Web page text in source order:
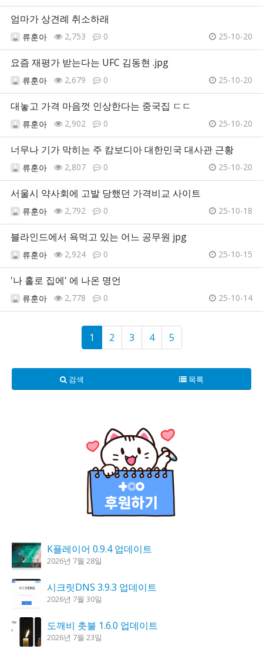
엄마가 상견례 취소하래
류훈아 2,753 0 25-10-20
요즘 재평가 받는다는 UFC 김동현 .jpg
류훈아 2,679 0 25-10-20
대놓고 가격 마음껏 인상한다는 중국집 ㄷㄷ
류훈아 2,902 0 25-10-20
너무나 기가 막히는 주 캄보디아 대한민국 대사관 근황
류훈아 2,807 0 25-10-20
서울시 약사회에 고발 당했던 가격비교 사이트
류훈아 2,792 0 25-10-18
블라인드에서 욕먹고 있는 어느 공무원 jpg
류훈아 2,924 0 25-10-15
'나 홀로 집에' 에 나온 명언
류훈아 2,778 0 25-10-14
1 2 3 4 5
검색 목록
K플레이어 0.9.4 업데이트
2026년 7월 28일
시크릿DNS 3.9.3 업데이트
2026년 7월 30일
도깨비 촛불 1.6.0 업데이트
2026년 7월 23일